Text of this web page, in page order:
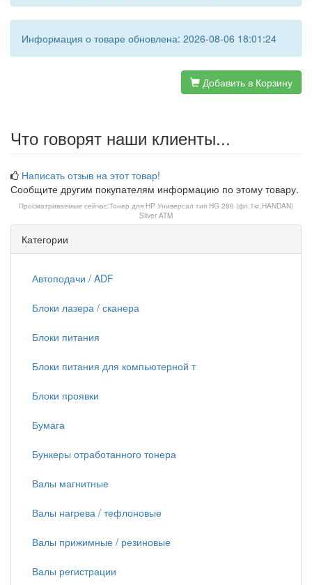
Информация о товаре обновлена: 2026-08-06 18:01:24
Добавить в Корзину
Что говорят наши клиенты...
Написать отзыв на этот товар!
Сообщите другим покупателям информацию по этому товару.
Просматриваемые сейчас:Тонер для HP Универсал тип HG 286 (фл,1кг,HANDAN)
Silver ATM
Категории
Автоподачи / ADF
Блоки лазера / сканера
Блоки питания
Блоки питания для компьютерной т
Блоки проявки
Бумага
Бункеры отработанного тонера
Валы магнитные
Валы нагрева / тефлоновые
Валы прижимные / резиновые
Валы регистрации